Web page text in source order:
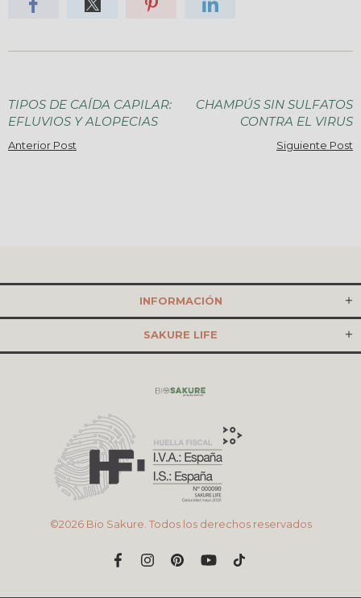
TIPOS DE CAÍDA CAPILAR:
EFLUVIOS Y ALOPECIAS
Anterior Post
CHAMPÚS SIN SULFATOS
CONTRA EL VIRUS
Siguiente Post
INFORMACIÓN
SAKURE LIFE
©2026 Bio Sakure. Todos los derechos reservados